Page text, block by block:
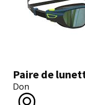
Paire de
Don